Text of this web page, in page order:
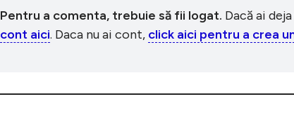
Pentru a comenta, trebuie să fii logat. Dacă ai
cont aici. Daca nu ai cont, click aici pentru a crea